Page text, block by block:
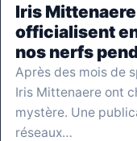
Iris
officialisent
nos nerfs
Après des mois de
Iris Mittenaere ont
mystère. Une
réseaux…